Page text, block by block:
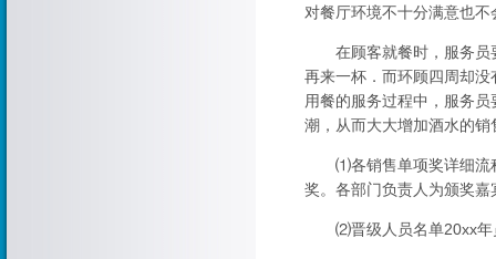
对餐厅环境不十分满意也
在顾客就餐时，服务员要
再来一杯．而环顾四周却
用餐的服务过程中，服务
潮，从而大大增加酒水的销
⑴各销售单项奖详细流程
奖。各部门负责人为颁奖
⑵晋级人员名单20xx年员